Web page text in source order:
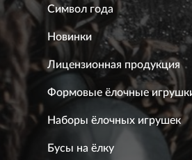
Символ года
Новинки
Лицензионная продукция
Формовые ёлочные
Наборы ёлочных игрушек
Бусы на ёлку